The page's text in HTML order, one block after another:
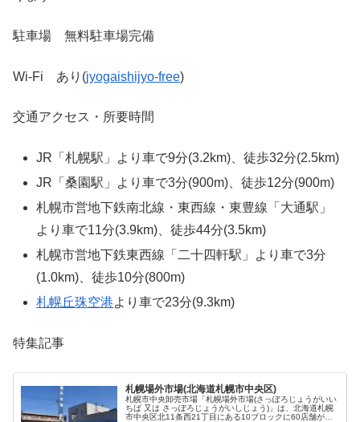
駐車場 無料駐車場完備
Wi-Fi あり(jyogaishijyo-free)
交通アクセス・所要時間
JR「札幌駅」より車で9分(3.2km)、徒歩32分(2.5km)
JR「桑園駅」より車で3分(900m)、徒歩12分(900m)
札幌市営地下鉄南北線・東西線・東豊線「大通駅」
より車で11分(3.9km)、徒歩44分(3.5km)
札幌市営地下鉄東西線「二十四軒駅」より車で3分
(1.0km)、徒歩10分(800m)
札幌丘珠空港より車で23分(9.3km)
特集記事
札幌場外市場(北海道札幌市中央区)
札幌市中央卸売市場「札幌場外市場(さっぽろじょうがいい
ちば 又は さっぽろじょうがいしじょう)」は、北海道札幌
市中央区北11条西21丁目にある10ブロックに60店舗が軒